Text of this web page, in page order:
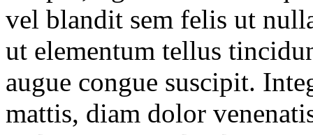
vel blandit sem felis ut
ut elementum tellus
augue congue suscipit.
mattis, diam dolor